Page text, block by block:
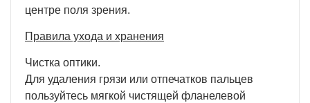
центре поля зрения.
Правила ухода и хранения
Чистка оптики.
Для удаления грязи или отпечатков пальцев
пользуйтесь мягкой чистящей фланелевой